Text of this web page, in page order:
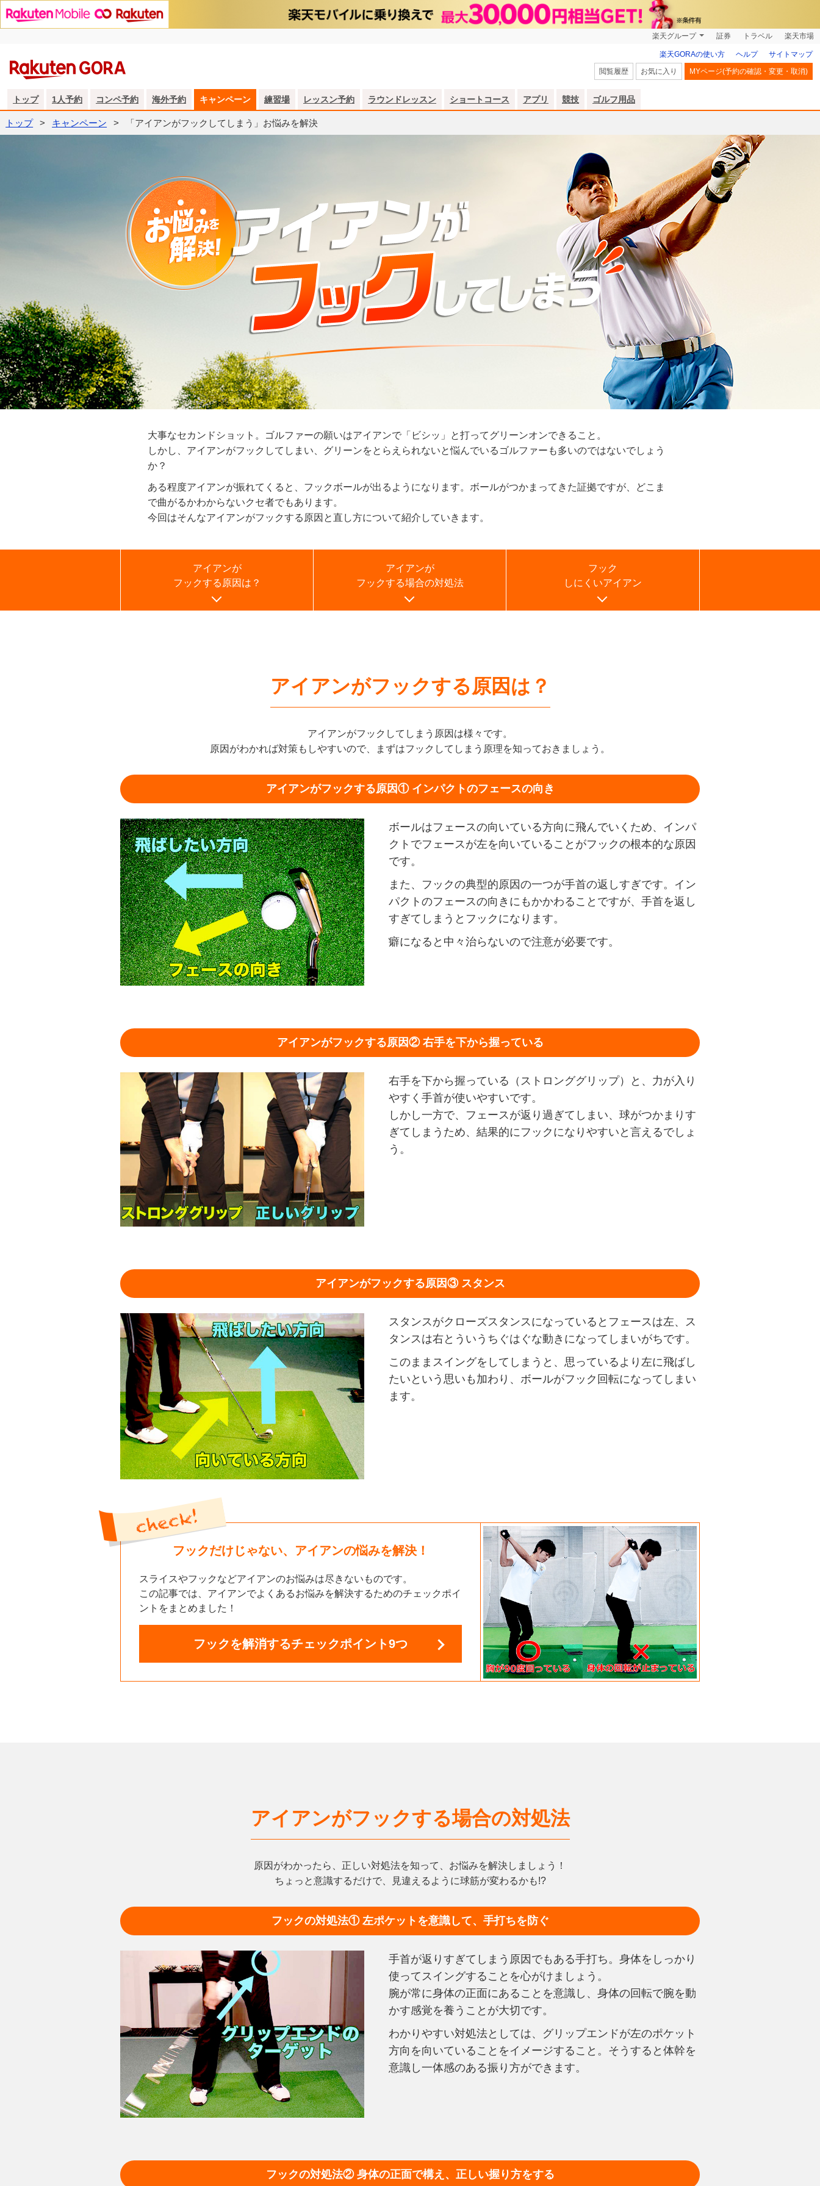
楽天グループ 証券 トラベル 楽天市場
楽天GORAの使い方 ヘルプ サイトマップ
閲覧履歴 お気に入り MYページ(予約の確認・変更・取消)
トップ 1人予約 コンペ予約 海外予約 キャンペーン 練習場 レッスン予約 ラウンドレッスン ショートコース アプリ 競技 ゴルフ用品
トップ キャンペーン 「アイアンがフックしてしまう」お悩みを解決
大事なセカンドショット。ゴルファーの願いはアイアンで「ビシッ」と打ってグリーンオンできること。
しかし、アイアンがフックしてしまい、グリーンをとらえられないと悩んでいるゴルファーも多いのではないでしょう
か？
ある程度アイアンが振れてくると、フックボールが出るようになります。ボールがつかまってきた証拠ですが、どこま
で曲がるかわからないクセ者でもあります。
今回はそんなアイアンがフックする原因と直し方について紹介していきます。
アイアンが
フックする原因は？
アイアンが
フックする場合の対処法
フック
しにくいアイアン
アイアンがフックする原因は？
アイアンがフックしてしまう原因は様々です。
原因がわかれば対策もしやすいので、まずはフックしてしまう原理を知っておきましょう。
アイアンがフックする原因① インパクトのフェースの向き
ボールはフェースの向いている方向に飛んでいくため、インパ
クトでフェースが左を向いていることがフックの根本的な原因
です。
また、フックの典型的原因の一つが手首の返しすぎです。イン
パクトのフェースの向きにもかかわることですが、手首を返し
すぎてしまうとフックになります。
癖になると中々治らないので注意が必要です。
アイアンがフックする原因② 右手を下から握っている
右手を下から握っている（ストロンググリップ）と、力が入り
やすく手首が使いやすいです。
しかし一方で、フェースが返り過ぎてしまい、球がつかまりす
ぎてしまうため、結果的にフックになりやすいと言えるでしょ
う。
アイアンがフックする原因③ スタンス
スタンスがクローズスタンスになっているとフェースは左、ス
タンスは右とういうちぐはぐな動きになってしまいがちです。
このままスイングをしてしまうと、思っているより左に飛ばし
たいという思いも加わり、ボールがフック回転になってしまい
ます。
フックだけじゃない、 アイアンの悩みを解決！
スライスやフックなどアイアンのお悩みは尽きないものです。
この記事では、アイアンでよくあるお悩みを解決するためのチェックポイ
ントをまとめました！
フックを解消するチェックポイント9つ
アイアンがフックする場合の対処法
原因がわかったら、正しい対処法を知って、お悩みを解決しましょう！
ちょっと意識するだけで、見違えるように球筋が変わるかも!?
フックの対処法① 左ポケットを意識して、 手打ちを防ぐ
手首が返りすぎてしまう原因でもある手打ち。身体をしっかり
使ってスイングすることを心がけましょう。
腕が常に身体の正面にあることを意識し、身体の回転で腕を動
かす感覚を養うことが大切です。
わかりやすい対処法としては、グリップエンドが左のポケット
方向を向いていることをイメージすること。そうすると体幹を
意識し一体感のある振り方ができます。
フックの対処法② 身体の正面で構え、正しい握り方をする